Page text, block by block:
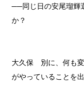
──同じ日の安尾瑠輝
か？
大久保 別に、何も
がやっていることを